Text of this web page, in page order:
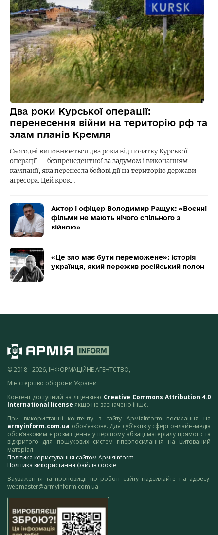
Два роки Курської операції:
перенесення війни на територію рф та
злам планів Кремля
Сьогодні виповнюється два роки від початку Курської
операції — безпрецедентної за задумом і виконанням
кампанії, яка перенесла бойові дії на територію держави-
агресора. Цей крок…
Актор і офіцер Володимир Ращук: «Воєнні
фільми не мають нічого спільного з
війною»
«Це зло має бути переможене»: історія
українця, який пережив російський полон
© 2018 - 2026, ІНФОРМАЦІЙНЕ АГЕНТСТВО,
Міністерство оборони України
Контент доступний за ліцензією Creative Commons Attribution 4.0
International license якщо не зазначено інше.
При використанні контенту з сайту АрміяInform посилання на
armyinform.com.ua обов’язкове. Для суб’єктів у сфері онлайн-медіа
обов’язковим є розміщення у першому абзаці матеріалу прямого та
відкритого для пошукових систем гіперпосилання на цитований
матеріал.
Політика користування сайтом АрміяInform
Політика використання файлів cookie
Зауваження та пропозиції по роботі сайту надсилайте на адресу:
webmaster@armyinform.com.ua